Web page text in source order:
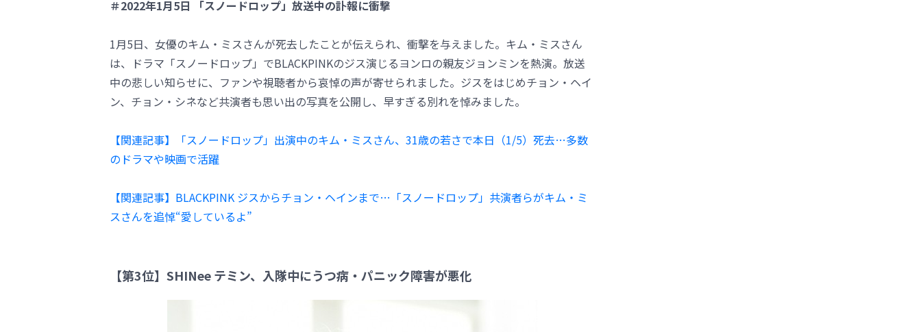
＃2022年1月5日 「スノードロップ」放送中の訃報に衝撃
1月5日、女優のキム・ミスさんが死去したことが伝えられ、衝撃を与えました。キム・ミスさん
は、ドラマ「スノードロップ」でBLACKPINKのジス演じるヨンロの親友ジョンミンを熱演。放送
中の悲しい知らせに、ファンや視聴者から哀悼の声が寄せられました。ジスをはじめチョン・ヘイ
ン、チョン・シネなど共演者も思い出の写真を公開し、早すぎる別れを悼みました。
【関連記事】「スノードロップ」出演中のキム・ミスさん、31歳の若さで本日（1/5）死去…多数
のドラマや映画で活躍
【関連記事】BLACKPINK ジスからチョン・ヘインまで…「スノードロップ」共演者らがキム・ミ
スさんを追悼“愛しているよ”
【第3位】SHINee テミン、入隊中にうつ病・パニック障害が悪化